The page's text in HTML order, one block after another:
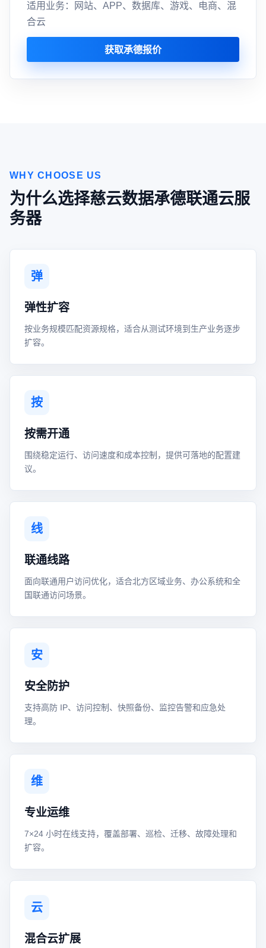
适用业务：网站、APP、数据库、游戏、电商、混
合云
获取承德报价
WHY CHOOSE US
为什么选择慈云数据承德联通云服
务器
弹
弹性扩容
按业务规模匹配资源规格，适合从测试环境到生产业务逐步
扩容。
按
按需开通
围绕稳定运行、访问速度和成本控制，提供可落地的配置建
议。
线
联通线路
面向联通用户访问优化，适合北方区域业务、办公系统和全
国联通访问场景。
安
安全防护
支持高防 IP、访问控制、快照备份、监控告警和应急处
理。
维
专业运维
7×24 小时在线支持，覆盖部署、巡检、迁移、故障处理和
扩容。
云
混合云扩展